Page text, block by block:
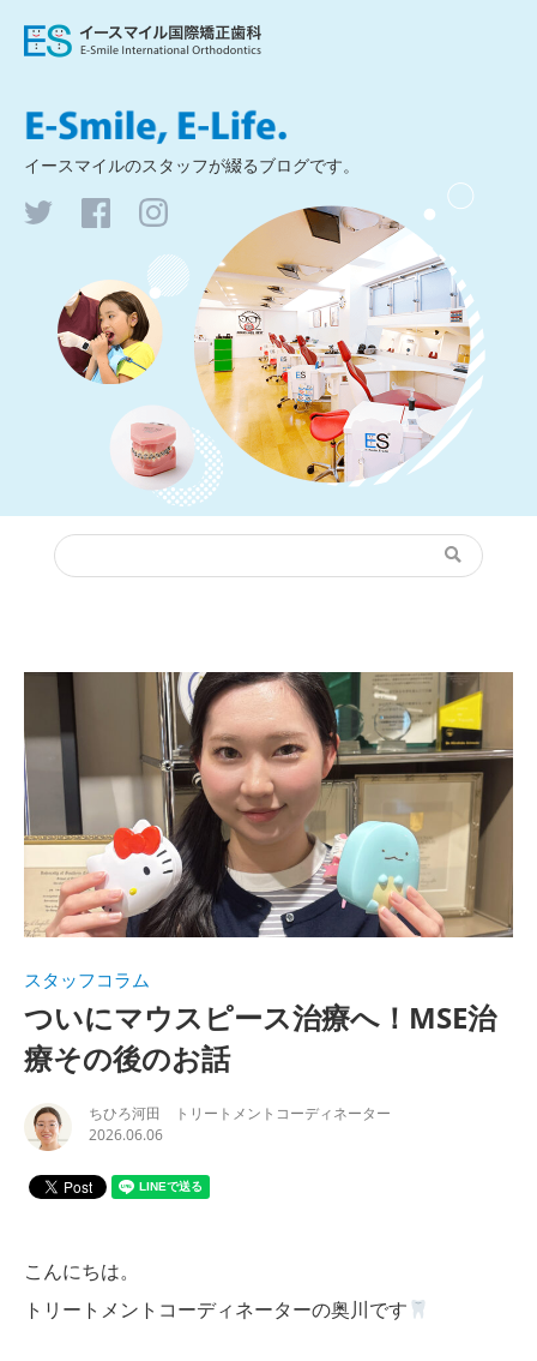
イースマイルのスタッフが綴るブログです。
スタッフコラム
ついにマウスピース治療へ！MSE治
療その後のお話
ちひろ河田 トリートメントコーディネーター
2026.06.06
こんにちは。
トリートメントコーディネーターの奥川です